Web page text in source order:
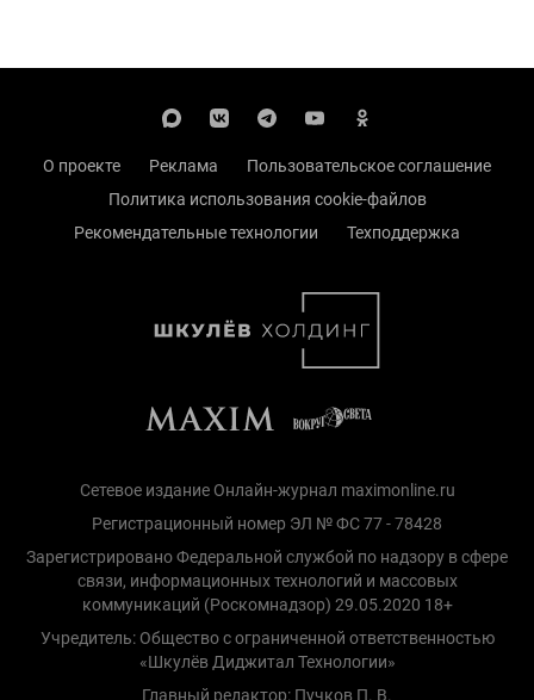
О проекте Реклама
Пользовательское соглашение
Политика использования cookie-файлов
Рекомендательные технологии
Техподдержка
Сетевое издание Онлайн-журнал maximonline.ru
Регистрационный номер ЭЛ № ФС 77 - 78428
Зарегистрировано Федеральной службой по надзору в сфере
связи, информационных технологий и массовых
коммуникаций (Роскомнадзор) 29.05.2020 18+
Учредитель: Общество с ограниченной ответственностью
«Шкулёв Диджитал Технологии»
Главный редактор: Пучков П. В.